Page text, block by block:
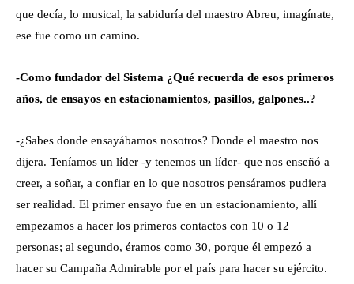
que decía, lo musical, la sabiduría del maestro Abreu, imagínate,
ese fue como un camino.
-Como fundador del Sistema ¿Qué recuerda de esos primeros
años, de ensayos en estacionamientos, pasillos, galpones..?
-¿Sabes donde ensayábamos nosotros? Donde el maestro nos
dijera. Teníamos un líder -y tenemos un líder- que nos enseñó a
creer, a soñar, a confiar en lo que nosotros pensáramos pudiera
ser realidad. El primer ensayo fue en un estacionamiento, allí
empezamos a hacer los primeros contactos con 10 o 12
personas; al segundo, éramos como 30, porque él empezó a
hacer su Campaña Admirable por el país para hacer su ejército.